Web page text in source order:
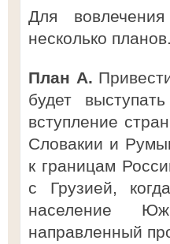
Для
несколько планов.
План A.
будет
вступление
Словакии и
к границам
с Грузией,
население
направленный